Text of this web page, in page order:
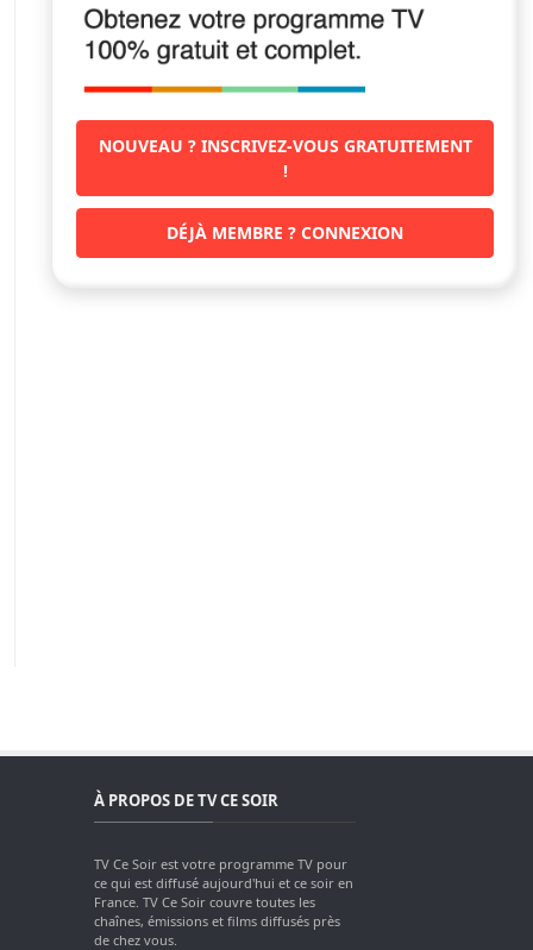
NOUVEAU ? INSCRIVEZ-VOUS GRATUITEMENT
!
DÉJÀ MEMBRE ? CONNEXION
À PROPOS DE TV CE SOIR
TV Ce Soir est votre programme TV pour
ce qui est diffusé aujourd'hui et ce soir en
France. TV Ce Soir couvre toutes les
chaînes, émissions et films diffusés près
de chez vous.